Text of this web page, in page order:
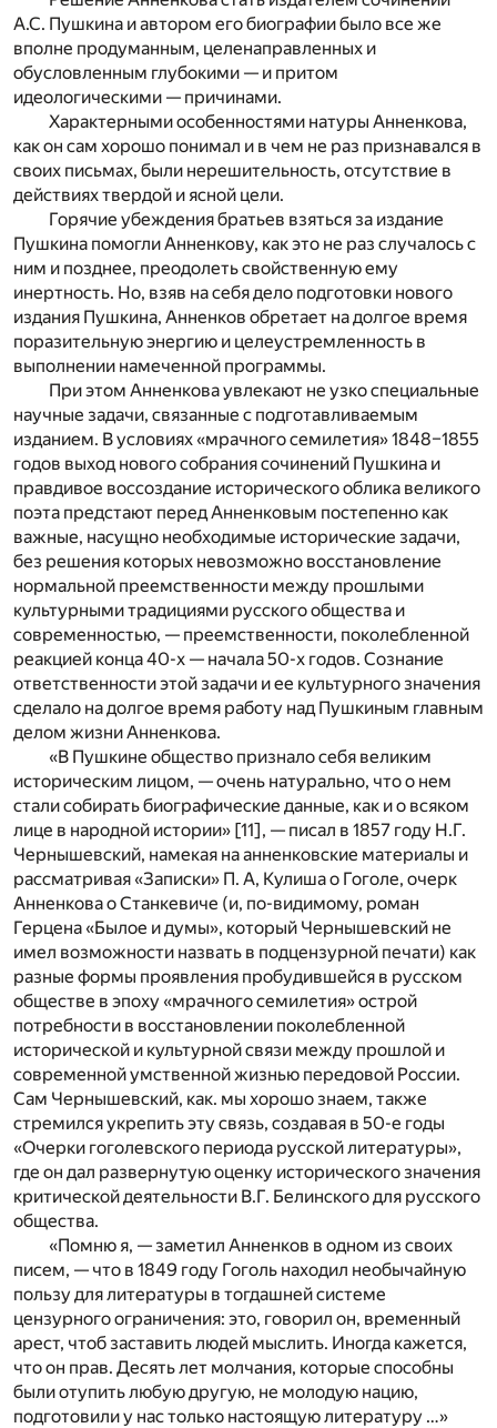
А.С. Пушкина и автором его биографии было все же
вполне продуманным, целенаправленных и
обусловленным глубокими — и притом
идеологическими — причинами.
Характерными особенностями натуры Анненкова,
как он сам хорошо понимал и в чем не раз признавался в
своих письмах, были нерешительность, отсутствие в
действиях твердой и ясной цели.
Горячие убеждения братьев взяться за издание
Пушкина помогли Анненкову, как это не раз случалось с
ним и позднее, преодолеть свойственную ему
инертность. Но, взяв на себя дело подготовки нового
издания Пушкина, Анненков обретает на долгое время
поразительную энергию и целеустремленность в
выполнении намеченной программы.
При этом Анненкова увлекают не узко специальные
научные задачи, связанные с подготавливаемым
изданием. В условиях «мрачного семилетия» 1848–1855
годов выход нового собрания сочинений Пушкина и
правдивое воссоздание исторического облика великого
поэта предстают перед Анненковым постепенно как
важные, насущно необходимые исторические задачи,
без решения которых невозможно восстановление
нормальной преемственности между прошлыми
культурными традициями русского общества и
современностью, — преемственности, поколебленной
реакцией конца 40-х — начала 50-х годов. Сознание
ответственности этой задачи и ее культурного значения
сделало на долгое время работу над Пушкиным главным
делом жизни Анненкова.
«В Пушкине общество признало себя великим
историческим лицом, — очень натурально, что о нем
стали собирать биографические данные, как и о всяком
лице в народной истории» [11], — писал в 1857 году Н.Г.
Чернышевский, намекая на анненковские материалы и
рассматривая «Записки» П. А, Кулиша о Гоголе, очерк
Анненкова о Станкевиче (и, по-видимому, роман
Герцена «Былое и думы», который Чернышевский не
имел возможности назвать в подцензурной печати) как
разные формы проявления пробудившейся в русском
обществе в эпоху «мрачного семилетия» острой
потребности в восстановлении поколебленной
исторической и культурной связи между прошлой и
современной умственной жизнью передовой России.
Сам Чернышевский, как. мы хорошо знаем, также
стремился укрепить эту связь, создавая в 50-е годы
«Очерки гоголевского периода русской литературы»,
где он дал развернутую оценку исторического значения
критической деятельности В.Г. Белинского для русского
общества.
«Помню я, — заметил Анненков в одном из своих
писем, — что в 1849 году Гоголь находил необычайную
пользу для литературы в тогдашней системе
цензурного ограничения: это, говорил он, временный
арест, чтоб заставить людей мыслить. Иногда кажется,
что он прав. Десять лет молчания, которые способны
были отупить любую другую, не молодую нацию,
подготовили у нас только настоящую литературу …»